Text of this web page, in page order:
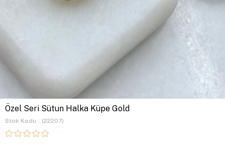
Özel Seri Sütun Halka Küpe Gold
Stok Kodu (22207)